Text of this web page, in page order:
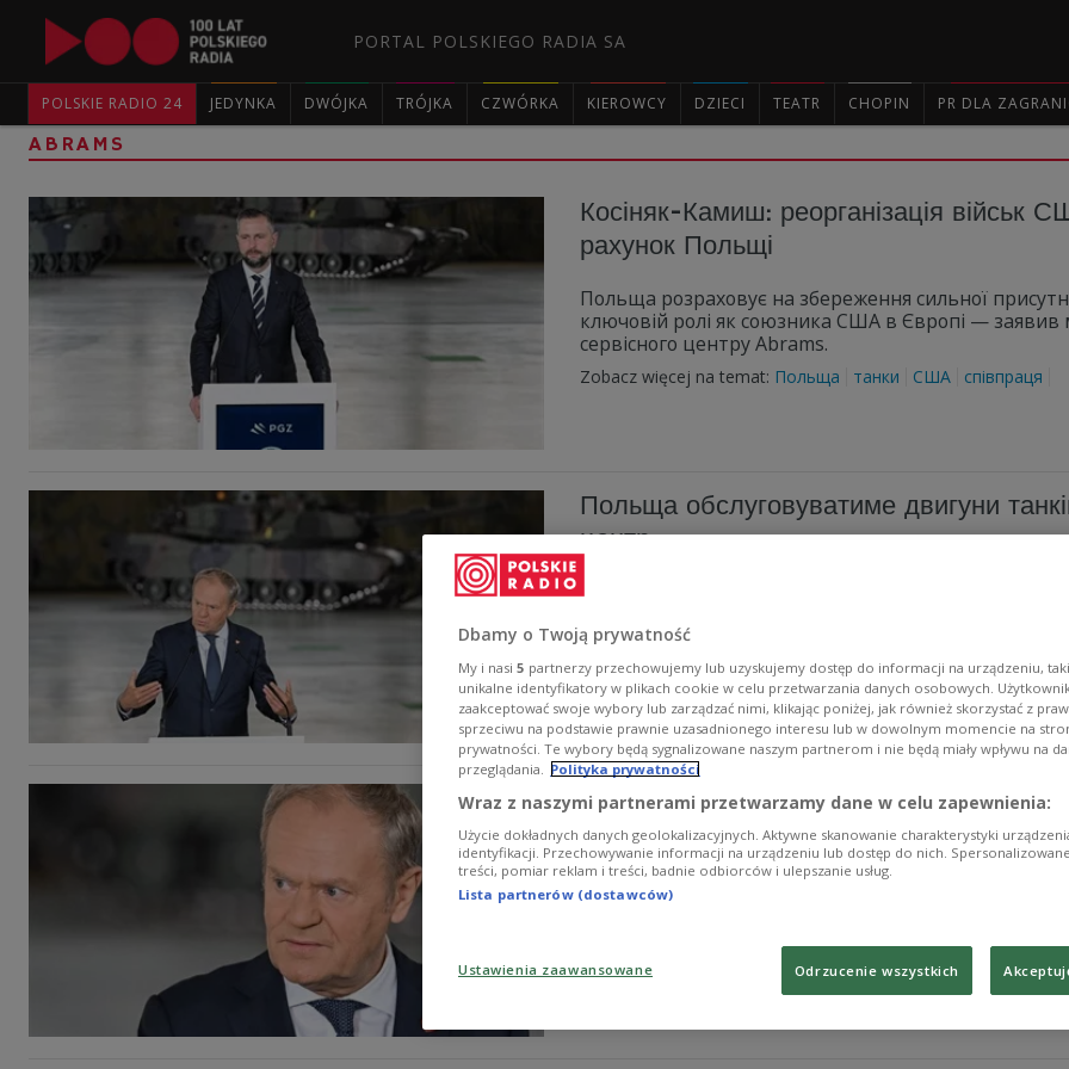
PORTAL POLSKIEGO RADIA SA
POLSKIE RADIO 24 JEDYNKA DWÓJKA TRÓJKA CZWÓRKA KIEROWCY DZIECI TEATR CHOPIN PR DLA
ABRAMS
Косіняк-Камиш: реорганізація військ
рахунок Польщі
Польща розраховує на збереження сильної
ключовій ролі як союзника США в Європі — заявив
сервісного центру Abrams.
Zobacz więcej na temat: Польща танки США співпраця
Польща обслуговуватиме двигуни
центр
У Польщі створюють єдиний у Європі центр
має посилити обороноздатність країни та
Zobacz więcej na temat:
Abramsy będą serwisowane w Polsce.
W Dęblinie powstanie Autoryzowane Centrum
podpisał umowę. Donald Tusk stwierdził, że z
bezpieczeństwa i stabilności ładu międzynarodowego.
Dbamy o Twoją prywatność
My i nasi 5 partnerzy przechowujemy lub uzyskujemy dostęp do informacji na urządzeniu,
unikalne identyfikatory w plikach cookie w celu przetwarzania danych osobowych.
zaakceptować swoje wybory lub zarządzać nimi, klikając poniżej, jak również skorzystać z
sprzeciwu na podstawie prawnie uzasadnionego interesu lub w dowolnym momencie na
prywatności. Te wybory będą sygnalizowane naszym partnerom i nie będą miały wpływu na
przeglądania. Polityka prywatności
Wraz z naszymi partnerami przetwarzamy dane w celu zapewnienia:
Użycie dokładnych danych geolokalizacyjnych. Aktywne skanowanie charakterystyki
identyfikacji. Przechowywanie informacji na urządzeniu lub dostęp do nich.
treści, pomiar reklam i treści, badnie odbiorców i ulepszanie usług.
Lista partnerów (dostawców)
Ustawienia zaawansowane Odrzucenie wszystkich